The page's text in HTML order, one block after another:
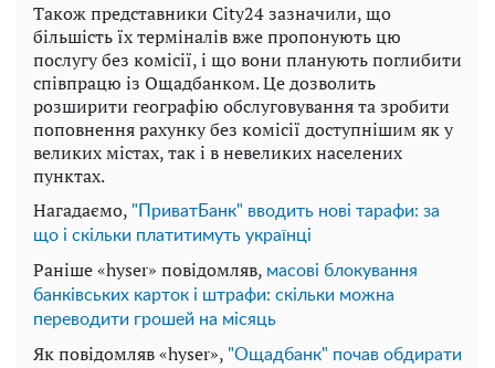
Також представники City24 зазначили, що
більшість їх терміналів вже пропонують цю
послугу без комісії, і що вони планують поглибити
співпрацю із Ощадбанком. Це дозволить
розширити географію обслуговування та зробити
поповнення рахунку без комісії доступнішим як у
великих містах, так і в невеликих населених
пунктах.
Нагадаємо, "ПриватБанк" вводить нові тарафи: за
що і скільки платитимуть українці
Раніше «hyser» повідомляв, масові блокування
банківських карток і штрафи: скільки можна
переводити грошей на місяць
Як повідомляв «hyser», "Ощадбанк" почав обдирати